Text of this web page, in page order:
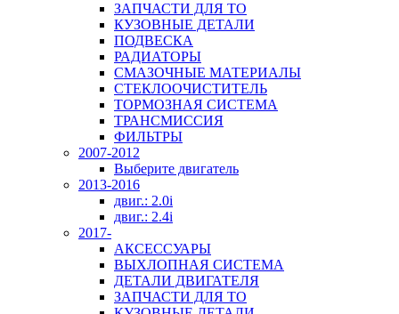
ЗАПЧАСТИ ДЛЯ ТО
КУЗОВНЫЕ ДЕТАЛИ
ПОДВЕСКА
РАДИАТОРЫ
СМАЗОЧНЫЕ МАТЕРИАЛЫ
СТЕКЛООЧИСТИТЕЛЬ
ТОРМОЗНАЯ СИСТЕМА
ТРАНСМИССИЯ
ФИЛЬТРЫ
2007-2012
Выберите двигатель
2013-2016
двиг.: 2.0i
двиг.: 2.4i
2017-
АКСЕССУАРЫ
ВЫХЛОПНАЯ СИСТЕМА
ДЕТАЛИ ДВИГАТЕЛЯ
ЗАПЧАСТИ ДЛЯ ТО